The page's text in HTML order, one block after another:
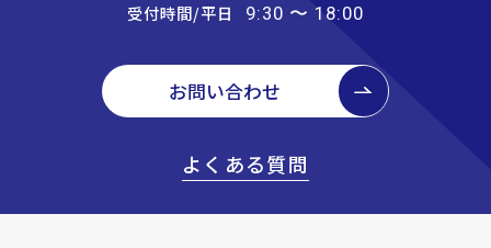
受付時間/平日 9:30 〜 18:00
お問い合わせ
よくある質問